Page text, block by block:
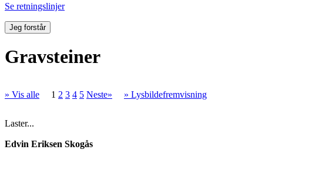
Se retningslinjer
Jeg forstår
Gravsteiner
» Vis alle 1 2 3 4 5 Neste» » Lysbildefremvisning
Laster...
Edvin Eriksen Skogås